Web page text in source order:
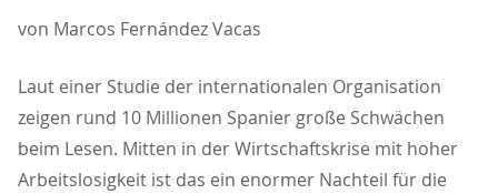
von Marcos Fernández Vacas
Laut einer Studie der internationalen Organisation
zeigen rund 10 Millionen Spanier große Schwächen
beim Lesen. Mitten in der Wirtschaftskrise mit hoher
Arbeitslosigkeit ist das ein enormer Nachteil für die